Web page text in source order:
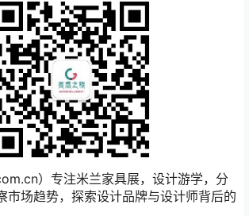
）专注米兰家具展，设计游学，分
市场趋势，探索设计品牌与设计师背后的